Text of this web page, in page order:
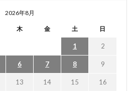
2026年8月
木 金 土 日
1 2
6 7 8 9
13 14 15 16